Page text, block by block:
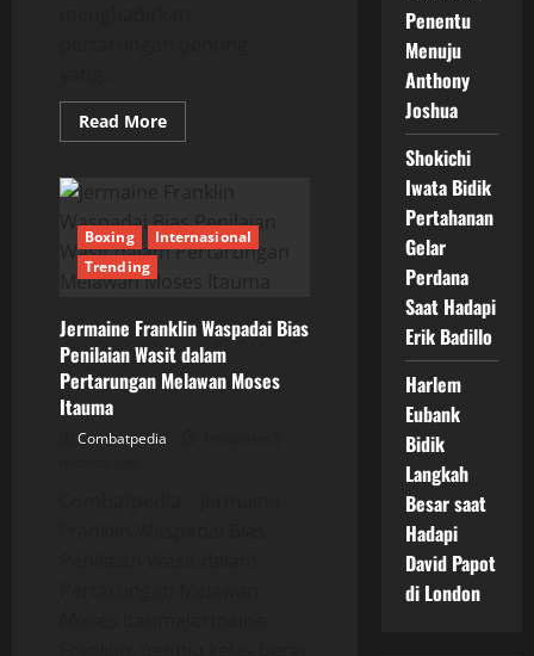
Read MoreRead
more
25
April
Peta
Kekuatan
Dunia
Tinju
Boxing
Internasional
Trending
Jermaine Franklin Waspadai Bias
Penilaian Wasit dalam
Pertarungan Melawan Moses
Itauma
Combatpedia
Penentu
Menuju
Anthony
Joshua
Shokichi
Iwata Bidik
Pertahanan
Gelar
Perdana
Saat Hadapi
Erik Badillo
Harlem
Eubank
Bidik
Langkah
Besar saat
Hadapi
David Papot
di London